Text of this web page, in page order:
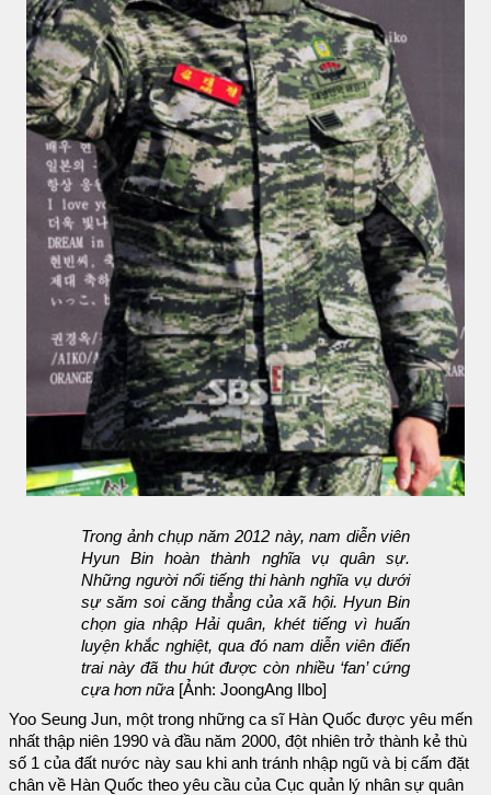
Trong ảnh chụp năm 2012 này, nam diễn viên
Hyun Bin hoàn thành nghĩa vụ quân sự.
Những người nổi tiếng thi hành nghĩa vụ dưới
sự săm soi căng thẳng của xã hội. Hyun Bin
chọn gia nhập Hải quân, khét tiếng vì huấn
luyện khắc nghiệt, qua đó nam diễn viên điển
trai này đã thu hút được còn nhiều ‘fan’ cứng
cựa hơn nữa [Ảnh: JoongAng Ilbo]
Yoo Seung Jun, một trong những ca sĩ Hàn Quốc được yêu mến
nhất thập niên 1990 và đầu năm 2000, đột nhiên trở thành kẻ thù
số 1 của đất nước này sau khi anh tránh nhập ngũ và bị cấm đặt
chân về Hàn Quốc theo yêu cầu của Cục quản lý nhân sự quân